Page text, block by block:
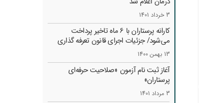
3 خرداد 1401
کارانه‌ پرستاران با 6 ماه تاخیر پرداخت
می‌شود/ جزئیات اجرای قانون تعرفه گذاری
13 بهمن 1400
آغاز ثبت نام آزمون «صلاحیت حرفه‌ای
پرستاران»
3 مرداد 1401